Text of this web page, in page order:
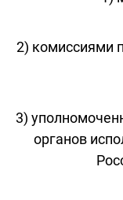
2) комиссиями
3)
органов